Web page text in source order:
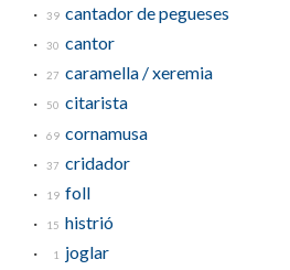
39 cantador de pegueses
30 cantor
27 caramella / xeremia
50 citarista
69 cornamusa
37 cridador
19 foll
15 histrió
1 joglar